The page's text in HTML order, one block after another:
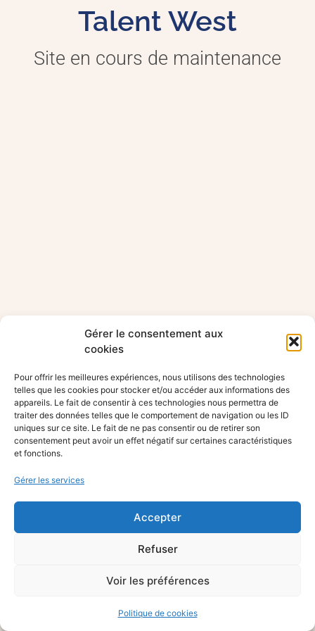
Gérer le consentement aux
cookies
Pour offrir les meilleures expériences, nous utilisons des technologies
telles que les cookies pour stocker et/ou accéder aux informations des
appareils. Le fait de consentir à ces technologies nous permettra de
traiter des données telles que le comportement de navigation ou les ID
uniques sur ce site. Le fait de ne pas consentir ou de retirer son
consentement peut avoir un effet négatif sur certaines caractéristiques
et fonctions.
Gérer les services
Accepter
Refuser
Voir les préférences
Politique de cookies
Talent West
Site en cours de maintenance